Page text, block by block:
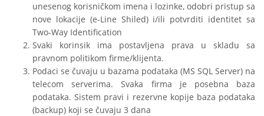
unesenog korisničkom imena i lozinke, odobri pristup sa
nove lokacije (e-Line Shiled) i/ili potvrditi identitet sa
Two-Way Identification
Svaki korinsik ima postavljena prava u skladu sa
pravnom politikom firme/klijenta.
Podaci se čuvaju u bazama podataka (MS SQL Server) na
telecom serverima. Svaka firma je posebna baza
podataka. Sistem pravi i rezervne kopije baza podataka
(backup) koji se čuvaju 3 dana